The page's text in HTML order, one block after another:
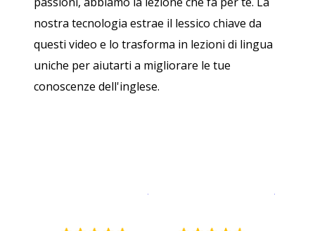
nostra tecnologia estrae il lessico chiave da
questi video e lo trasforma in lezioni di lingua
uniche per aiutarti a migliorare le tue
conoscenze dell'inglese.